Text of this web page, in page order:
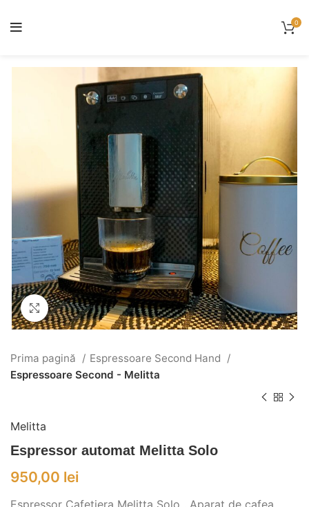
0
Click to enlarge
Prima pagină
Espressoare Second Hand
Espressoare Second - Melitta
Melitta
Espressor automat Melitta Solo
950,00 lei